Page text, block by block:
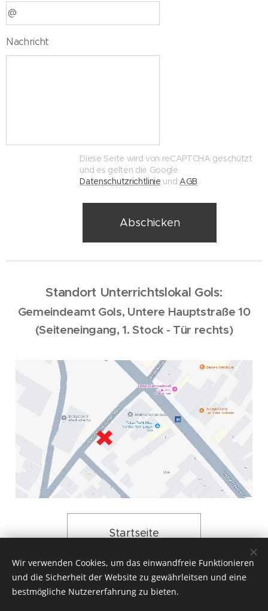
Nachricht
Diese Seite wird von reCAPTCHA geschützt
und es gelten die Google
Datenschutzrichtlinie undAGB.
Abschicken
Standort Unterrichtslokal Gols:
Gemeindeamt Gols, Untere Hauptstraße 10
(Seiteneingang, 1. Stock - Tür rechts)
Startseite
© 2026 Jürgens Musi-Simperl / Jürgen Stampfel, Burgenland
Wir verwenden Cookies, um das einwandfreie Funktionieren
und die Sicherheit der Website zu gewährleitsen und eine
bestmögliche Nutzererfahrung zu bieten.